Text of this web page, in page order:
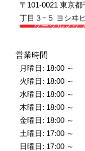
〒101-0021 東京
丁目３−５ ヨシヰ
グーグルマッ
営業時間
月曜日: 18:00 ～
火曜日: 18:00 ～
水曜日: 18:00 ～
木曜日: 18:00 ～
金曜日: 18:00 ～
土曜日: 17:00 ～
日曜日: 17:00 ～